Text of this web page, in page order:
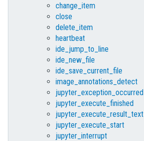
change_item
close
delete_item
heartbeat
ide_jump_to_line
ide_new_file
ide_save_current_file
image_annotations_detect
jupyter_exception_occurred
jupyter_execute_finished
jupyter_execute_result_text
jupyter_execute_start
jupyter_interrupt